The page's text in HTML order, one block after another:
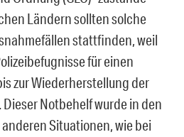
Ländern sollten solche
stattfinden, weil
für einen
zur Wiederherstellung der
Notbehelf wurde in den
Situationen, wie bei